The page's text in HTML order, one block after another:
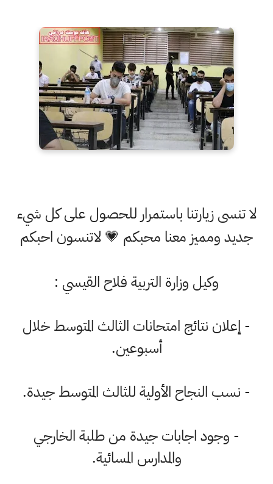
لا تنسى زيارتنا باستمرار للحصول على كل شيء
جديد ومميز معنا محبكم 💗 لاتنسون احبكم
وكيل وزارة التربية فلاح القيسي :
- إعلان نتائج امتحانات الثالث المتوسط خلال
أسبوعين.
- نسب النجاح الأولية للثالث المتوسط جيدة.
- وجود اجابات جيدة من طلبة الخارجي
والمدارس المسائية.